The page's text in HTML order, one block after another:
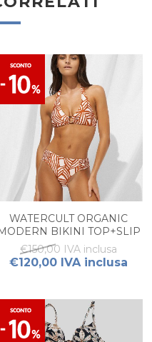
WATERCULT ORGANIC
MODERN BIKINI TOP+SLIP
€150,00 IVA inclusa
€120,00 IVA inclusa